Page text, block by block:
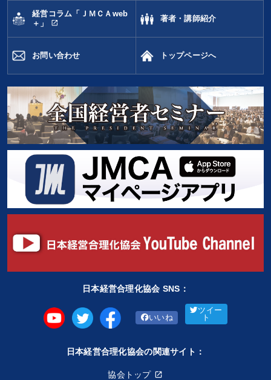
経営コラム「ＪＭＣＡweb
＋」
open_in_new
著者・講師紹介
お問い合わせ トップページへ
日本経営合理化協会 SNS：
いいね
ツイー
ト
日本経営合理化協会の関連サイト：
協会トップ